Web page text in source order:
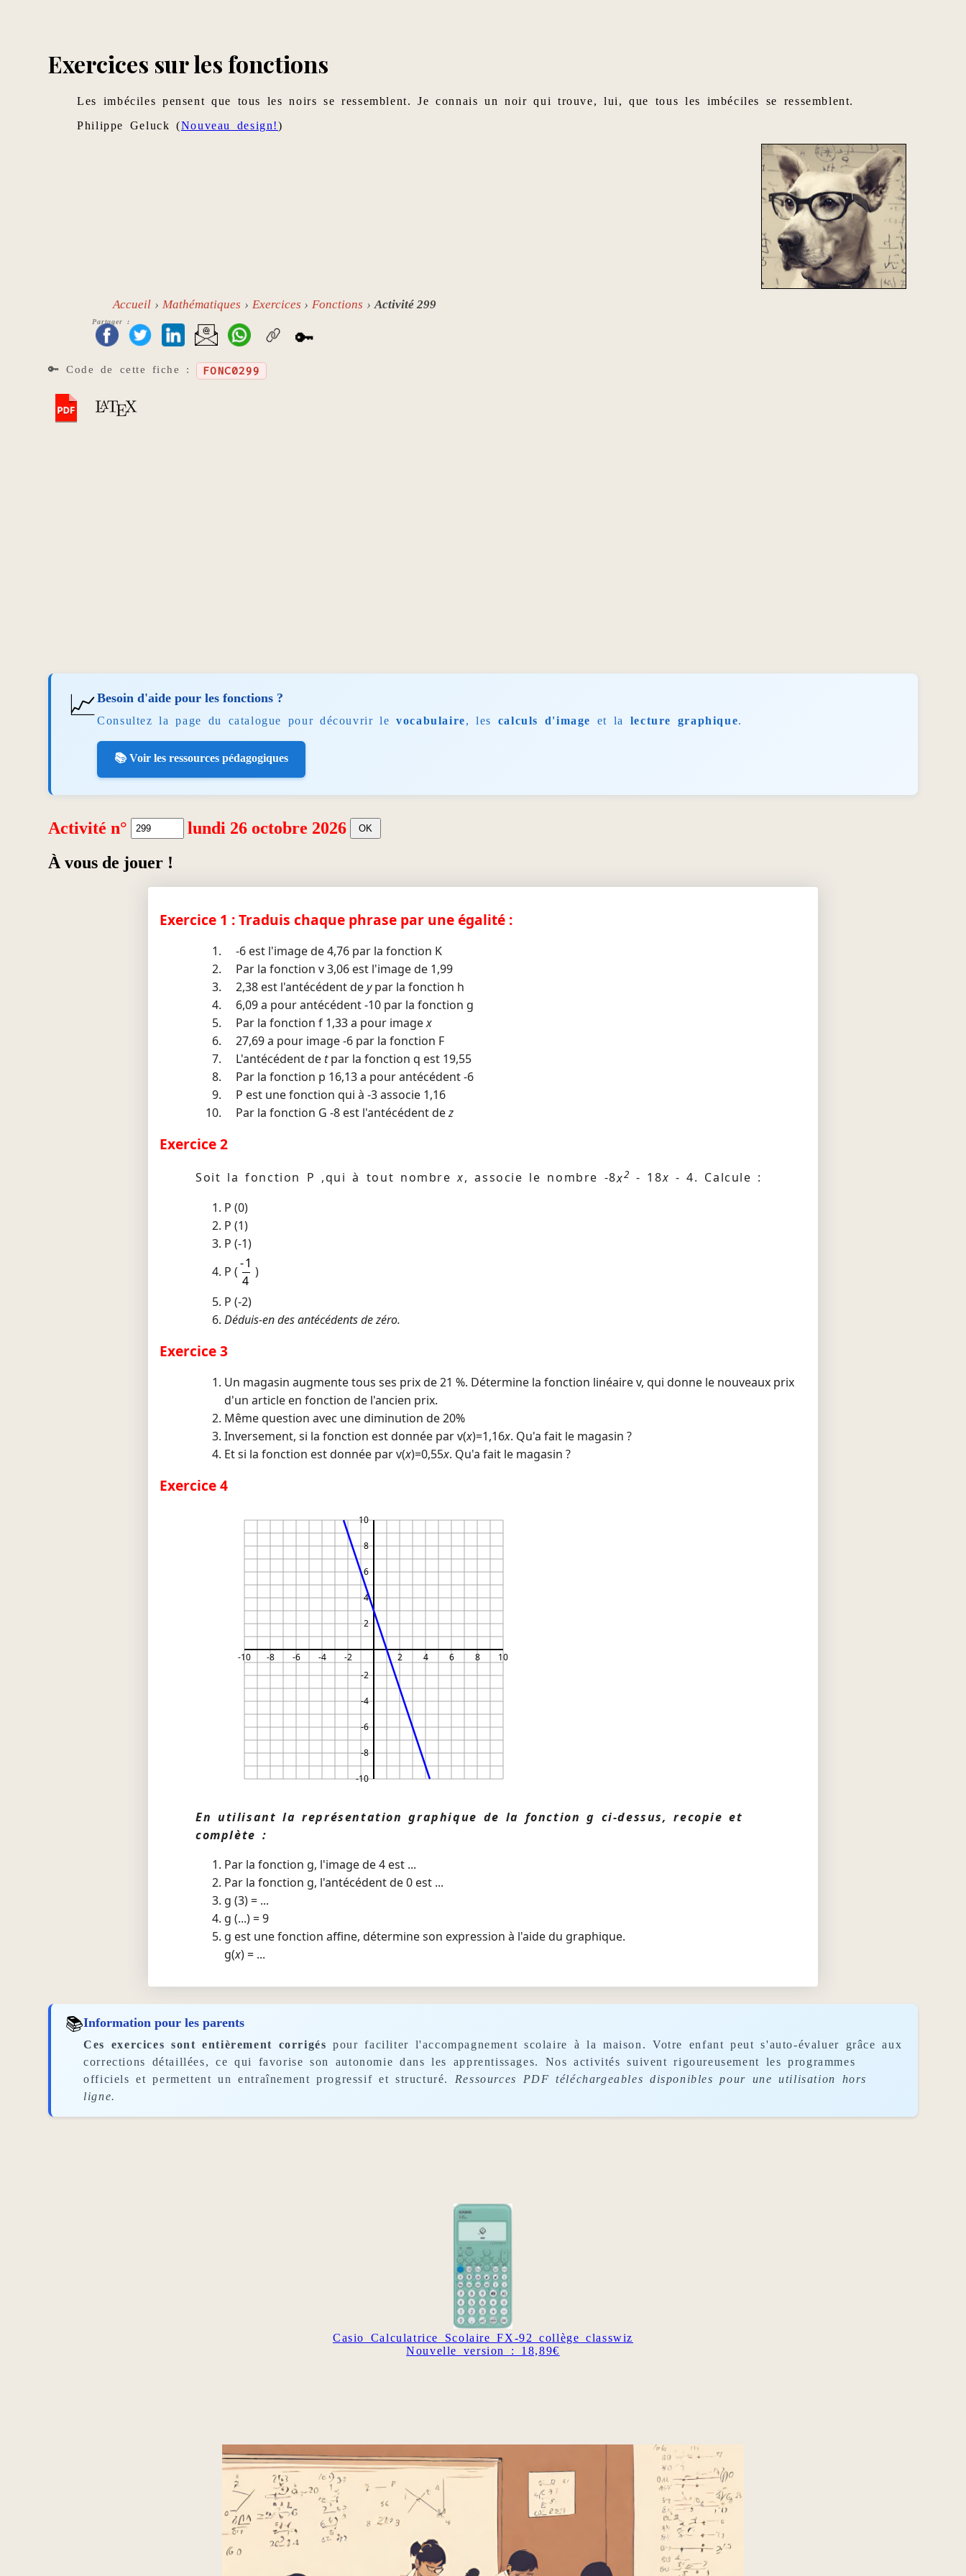
Exercices sur les fonctions
Les imbéciles pensent que tous les noirs se ressemblent. Je connais un noir qui trouve, lui, que tous les imbéciles se ressemblent.
Philippe Geluck (Nouveau design!)
Accueil Mathématiques Exercices Fonctions Activité 299
Partager :
🔑
🔑 Code de cette fiche : FONC0299
📈Besoin d'aide pour les fonctions ?
Consultez la page du catalogue pour découvrir levocabulaire, les calculs d'image et la lecture graphique.
📚 Voir les ressources pédagogiques
Activité n°
lundi 26 octobre 2026
À vous de jouer !
Exercice 1 : Traduis chaque phrase par une égalité :
-6 est l'image de 4,76 par la fonction K
Par la fonction v 3,06 est l'image de 1,99
2,38 est l'antécédent deypar la fonction h
6,09 a pour antécédent -10 par la fonction g
Par la fonction f 1,33 a pour imagex
27,69 a pour image -6 par la fonction F
L'antécédent detpar la fonction q est 19,55
Par la fonction p 16,13 a pour antécédent -6
P est une fonction qui à -3 associe 1,16
Par la fonction G -8 est l'antécédent dez
Exercice 2
Soit la fonction P ,qui à tout nombrex, associe le nombre -8x2 - 18x - 4. Calcule :
P (0)
P (1)
P (-1)
P (
-1
4
)
P (-2)
Déduis-en des antécédents de zéro.
Exercice 3
Un magasin augmente tous ses prix de 21 %. Détermine la fonction linéaire v, qui donne le nouveaux prix
d'un article en fonction de l'ancien prix.
Même question avec une diminution de 20%
Inversement, si la fonction est donnée par v(x)=1,16x. Qu'a fait le magasin ?
Et si la fonction est donnée par v(x)=0,55x. Qu'a fait le magasin ?
Exercice 4
-10
-10
-8
-8
-6
-6
-4
-4
-2
-2
2
2
4
4
6
6
8
8
10
10
En utilisant la représentation graphique de la fonction g ci-dessus, recopie et
complète :
Par la fonction g, l'image de 4 est ...
Par la fonction g, l'antécédent de 0 est ...
g (3) = ...
g (...) = 9
g est une fonction affine, détermine son expression à l'aide du graphique.
g(x) = ...
📚Information pour les parents
Ces exercices sont entièrement corrigés pour faciliter l'accompagnement scolaire à la maison. Votre enfant peut s'auto-évaluer grâce aux
corrections détaillées, ce qui favorise son autonomie dans les apprentissages. Nos activités suivent rigoureusement les programmes
officiels et permettent un entraînement progressif et structuré. Ressources PDF téléchargeables disponibles pour une utilisation hors
ligne.
Casio Calculatrice Scolaire FX-92 collège classwiz
Nouvelle version : 18,89€